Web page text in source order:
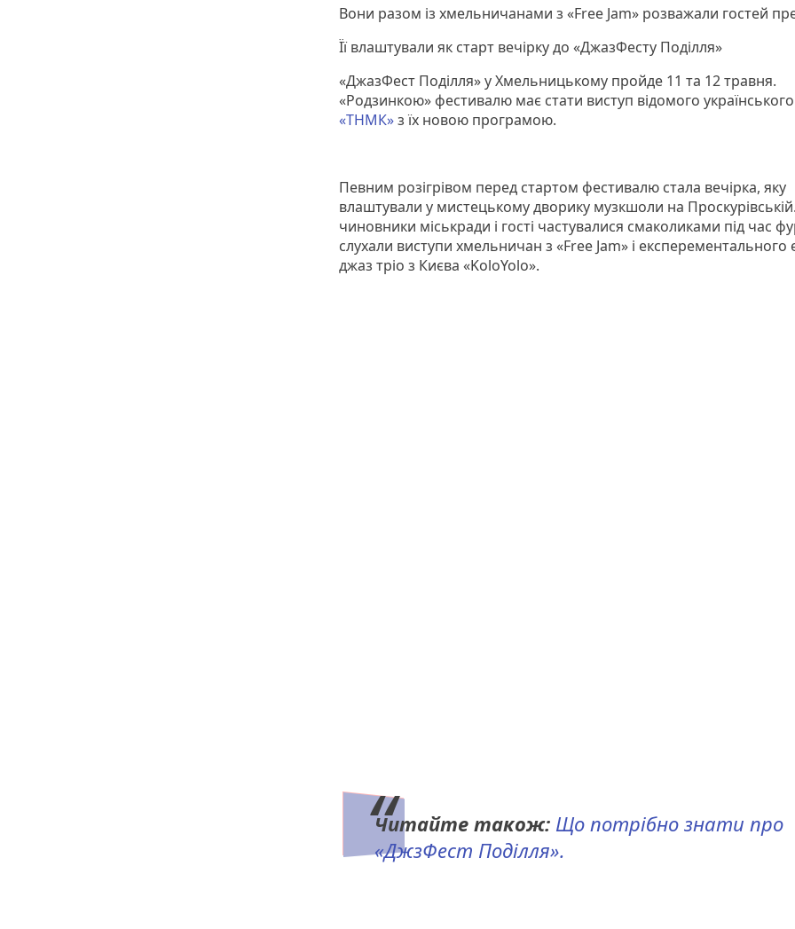
Вони разом із хмельничанами з «Free Jam» розважали гостей
Її влаштували як старт вечірку до «ДжазФесту Поділля»
«ДжазФест Поділля» у Хмельницькому пройде 11 та 12 травня.
«Родзинкою» фестивалю має стати виступ відомого українського
«ТНМК»з їх новою програмою.
Певним розігрівом перед стартом фестивалю стала вечірка, яку
влаштували у мистецькому дворику музкшоли на
чиновники міськради і гості частувалися смаколиками під час
слухали виступи хмельничан з «Free Jam» і експерементального
джаз тріо з Києва «KoloYolo».
Читайте також: Що потрібно знати про
«ДжзФест Поділля».